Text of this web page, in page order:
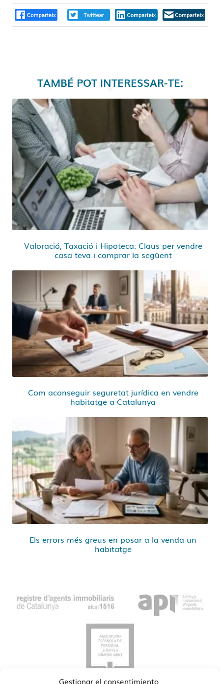
Gestionar el consentimiento
TAMBÉ POT INTERESSAR-TE:
Valoració, Taxació i Hipoteca: Claus per vendre
casa teva i comprar la següent
Com aconseguir seguretat jurídica en vendre
habitatge a Catalunya
Els errors més greus en posar a la venda un
habitatge